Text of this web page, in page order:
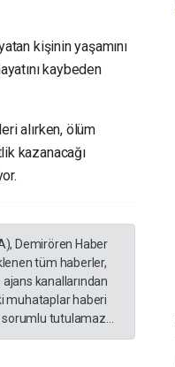
kişinin yaşamını
kaybeden
alırken, ölüm
kazanacağı
Demirören Haber
tüm haberler,
kanallarından
muhataplar haberi
tutulamaz...